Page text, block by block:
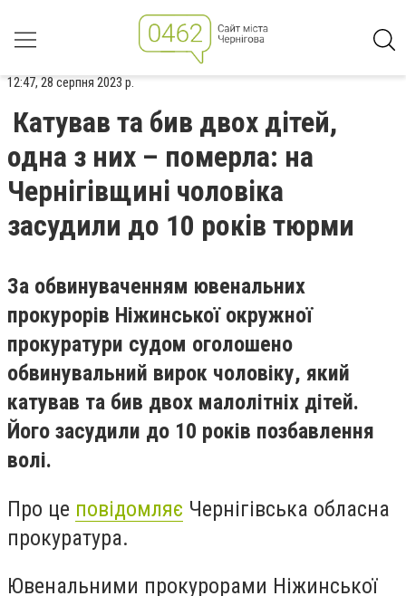
12:47, 28 серпня 2023 р.
Катував та бив двох дітей,
одна з них – померла: на
Чернігівщині чоловіка
засудили до 10 років тюрми
За обвинуваченням ювенальних
прокурорів Ніжинської окружної
прокуратури судом оголошено
обвинувальний вирок чоловіку, який
катував та бив двох малолітніх дітей.
Його засудили до 10 років позбавлення
волі.
Про це повідомляє Чернігівська обласна
прокуратура.
Ювенальними прокурорами Ніжинської